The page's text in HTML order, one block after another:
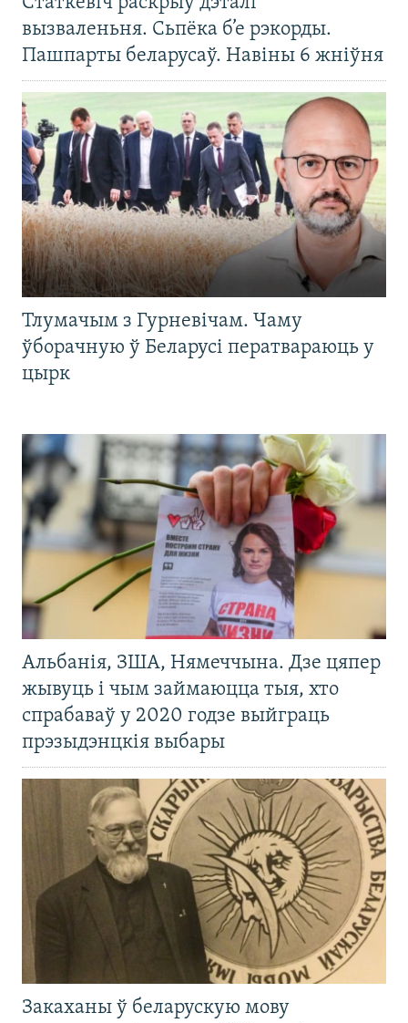
вызваленьня. Сьпёка б’е рэкорды.
Пашпарты беларусаў. Навіны 6 жніўня
Тлумачым з Гурневічам. Чаму
ўборачную ў Беларусі ператвараюць у
цырк
Альбанія, ЗША, Нямеччына. Дзе цяпер
жывуць і чым займаюцца тыя, хто
спрабаваў у 2020 годзе выйграць
прэзыдэнцкія выбары
Закаханы ў беларускую мову